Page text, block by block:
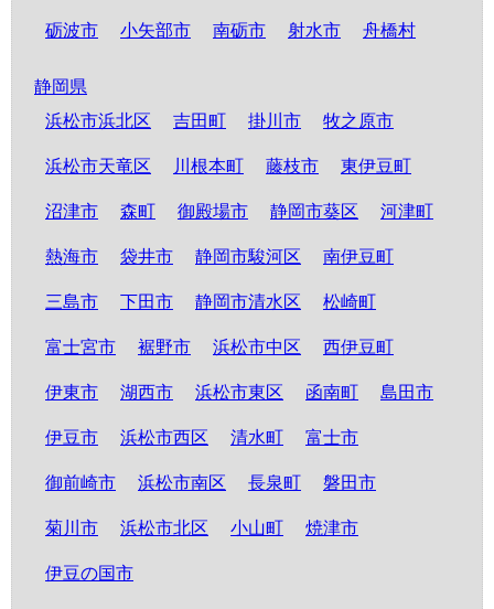
砺波市 小矢部市 南砺市 射水市 舟橋村
静岡県
浜松市浜北区
吉田町 掛川市 牧之原市
浜松市天竜区 川根本町 藤枝市 東伊豆町
沼津市 森町 御殿場市 静岡市葵区 河津町
熱海市 袋井市 静岡市駿河区 南伊豆町
三島市 下田市 静岡市清水区 松崎町
富士宮市 裾野市 浜松市中区 西伊豆町
伊東市 湖西市 浜松市東区 函南町 島田市
伊豆市 浜松市西区 清水町 富士市
御前崎市 浜松市南区 長泉町 磐田市
菊川市 浜松市北区 小山町 焼津市
伊豆の国市